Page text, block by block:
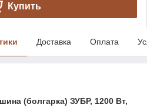
Купить
Доставка Оплата
(болгарка) ЗУБР, 1200 Вт,